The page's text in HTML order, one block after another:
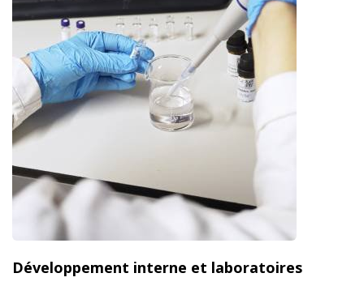
Développement interne et laboratoires